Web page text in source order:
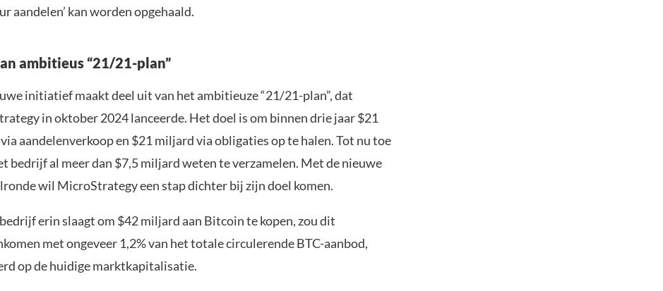
aandelen’ kan worden opgehaald.
ambitieus “21/21-plan”
initiatief maakt deel uit van het ambitieuze “21/21-plan”, dat
in oktober 2024 lanceerde. Het doel is om binnen drie jaar $21
aandelenverkoop en $21 miljard via obligaties op te halen. Tot nu toe
bedrijf al meer dan $7,5 miljard weten te verzamelen. Met de nieuwe
wil MicroStrategy een stap dichter bij zijn doel komen.
erin slaagt om $42 miljard aan Bitcoin te kopen, zou dit
met ongeveer 1,2% van het totale circulerende BTC-aanbod,
op de huidige marktkapitalisatie.